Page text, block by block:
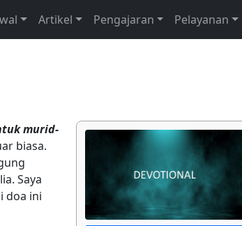
Artikel Pengajaran Pelayanan
murid-
biasa.
Saya
doa ini